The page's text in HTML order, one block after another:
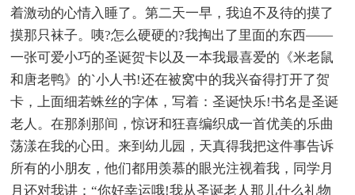
着激动的心情入睡了。第二天一早，我迫不及待的摸了
摸那只袜子。咦?怎么硬硬的?我掏出了里面的东西——
一张可爱小巧的圣诞贺卡以及一本我最喜爱的《米老鼠
和唐老鸭》的`小人书!还在被窝中的我兴奋得打开了贺
卡，上面细若蛛丝的字体，写着：圣诞快乐!书名是圣诞
老人。在那刹那间，惊讶和狂喜编织成一首优美的乐曲
荡漾在我的心田。来到幼儿园，天真得我把这件事告诉
所有的小朋友，他们都用羡慕的眼光注视着我，同学月
月还对我讲：“你好幸运哦!我从圣诞老人那儿什么礼物